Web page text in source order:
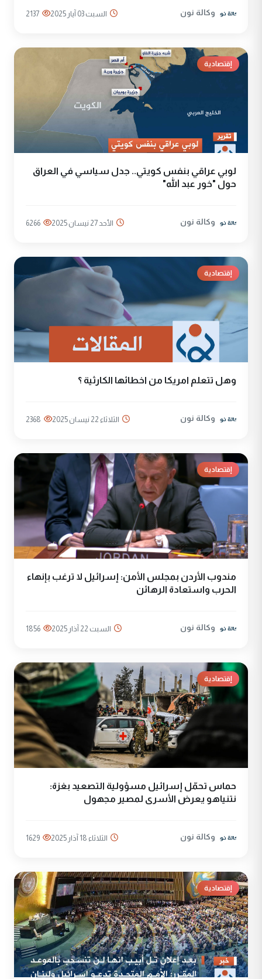
وكالة نون السبت 03 آيار 2025 2137
إقتصادية
لوبي عراقي بنفس كويتي.. جدل سياسي في العراق
حول "خور عبد الله"
وكالة نون الأحد 27 نيسان 2025 6266
إقتصادية
وهل تتعلم امريكا من اخطائها الكارثية ؟
وكالة نون الثلاثاء 22 نيسان 2025 2368
إقتصادية
مندوب الأردن بمجلس الأمن: إسرائيل لا ترغب بإنهاء
الحرب واستعادة الرهائن
وكالة نون السبت 22 آذار 2025 1856
إقتصادية
حماس تحمّل إسرائيل مسؤولية التصعيد بغزة:
نتنياهو يعرض الأسرى لمصير مجهول
وكالة نون الثلاثاء 18 آذار 2025 1629
إقتصادية